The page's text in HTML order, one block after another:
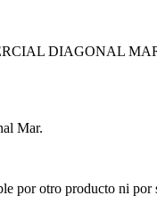
DIAGONAL
Mar.
por otro producto ni